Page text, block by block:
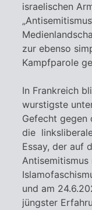
israelischen
zur ebenso
Kampfparole
In Frankreich
wurstigste
Gefecht gegen
die
Essay, der auf
Antisemitismus
und am
jüngster